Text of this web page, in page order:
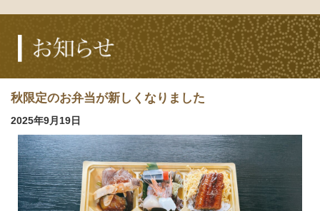
秋限定のお弁当が新しくなりました
2025年9月19日